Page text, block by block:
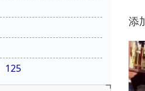
125
添